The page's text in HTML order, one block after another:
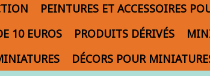
PEINTURES ET ACCESSOIRES
10 EUROS
PRODUITS DÉRIVÉS
DÉCORS POUR